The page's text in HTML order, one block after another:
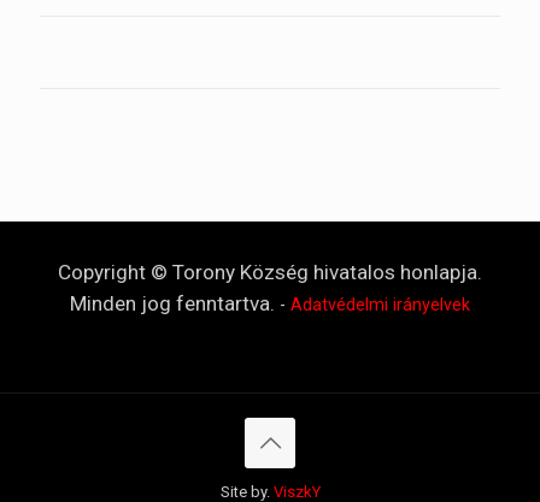
Copyright © Torony Község hivatalos honlapja.
Minden jog fenntartva. - Adatvédelmi irányelvek
Site by. ViszkY